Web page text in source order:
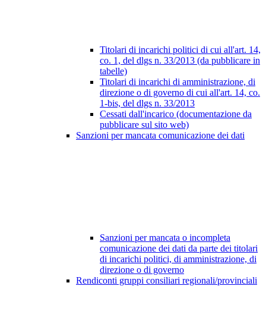
Titolari di incarichi politici di cui all'art. 14,
co. 1, del dlgs n. 33/2013 (da pubblicare in
tabelle)
Titolari di incarichi di amministrazione, di
direzione o di governo di cui all'art. 14, co.
1-bis, del dlgs n. 33/2013
Cessati dall'incarico (documentazione da
pubblicare sul sito web)
Sanzioni per mancata comunicazione dei dati
Sanzioni per mancata o incompleta
comunicazione dei dati da parte dei titolari
di incarichi politici, di amministrazione, di
direzione o di governo
Rendiconti gruppi consiliari regionali/provinciali